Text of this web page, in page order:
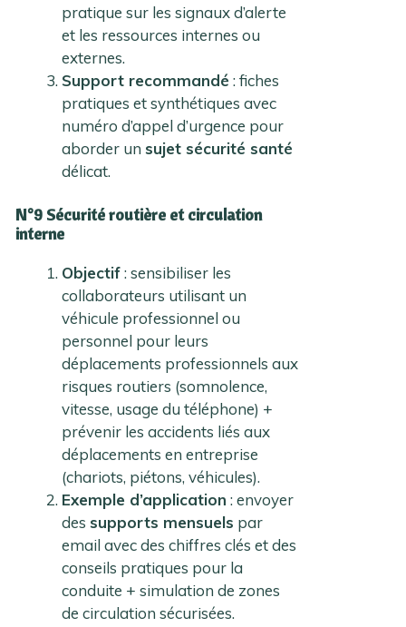
pratique sur les signaux d’alerte
et les ressources internes ou
externes.
Support recommandé : fiches
pratiques et synthétiques avec
numéro d’appel d’urgence pour
aborder unsujet sécurité santé
délicat.
N°9 Sécurité routière et circulation
interne
Objectif: sensibiliser les
collaborateurs utilisant un
véhicule professionnel ou
personnel pour leurs
déplacements professionnels aux
risques routiers (somnolence,
vitesse, usage du téléphone) +
prévenir les accidents liés aux
déplacements en entreprise
(chariots, piétons, véhicules).
Exemple d’application : envoyer
dessupports mensuels par
email avec des chiffres clés et des
conseils pratiques pour la
conduite + simulation de zones
de circulation sécurisées.